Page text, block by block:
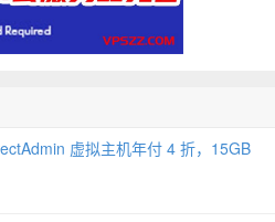
虚拟主机年付 4 折，15GB